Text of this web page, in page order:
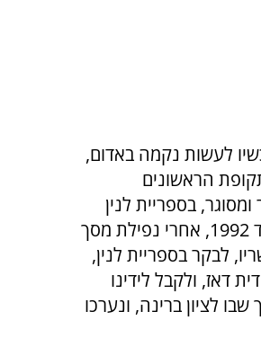
לעשות נקמה באדום,
הראשונים
סגור ומסוגר, בספריית לנין
במוסקבה בתוך אוסף גינצבורג. אוסף שאף צילום לא היה ניתן לקבל ממנו עד 1992, אחרי נפילת מסך
לבקר בספריית לנין,
דאז, ולקבל לידינו
לציון ברינה, ונערכו